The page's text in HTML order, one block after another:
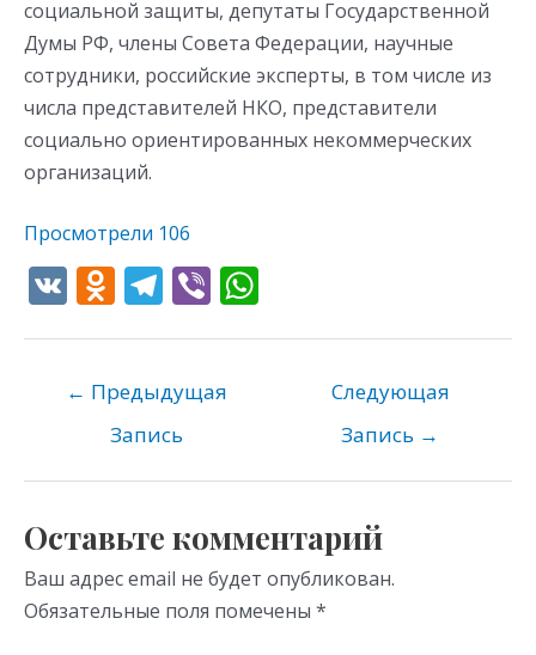
социальной защиты, депутаты Государственной
Думы РФ, члены Совета Федерации, научные
сотрудники, российские эксперты, в том числе из
числа представителей НКО, представители
социально ориентированных некоммерческих
организаций.
Просмотрели 106
V O
o
kl
as
ni
ki
T
gr
a
m
Vi
p
← Предыдущая
Запись
Следующая
Запись →
Оставьте комментарий
Ваш адрес email не будет опубликован.
Обязательные поля помечены *